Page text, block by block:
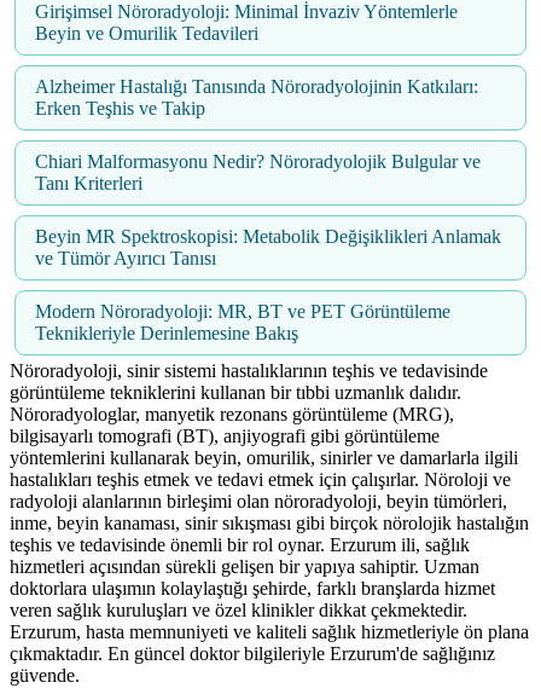
Girişimsel Nöroradyoloji: Minimal İnvaziv Yöntemlerle
Beyin ve Omurilik Tedavileri
Alzheimer Hastalığı Tanısında Nöroradyolojinin Katkıları:
Erken Teşhis ve Takip
Chiari Malformasyonu Nedir? Nöroradyolojik Bulgular ve
Tanı Kriterleri
Beyin MR Spektroskopisi: Metabolik Değişiklikleri Anlamak
ve Tümör Ayırıcı Tanısı
Modern Nöroradyoloji: MR, BT ve PET Görüntüleme
Teknikleriyle Derinlemesine Bakış
Nöroradyoloji, sinir sistemi hastalıklarının teşhis ve tedavisinde
görüntüleme tekniklerini kullanan bir tıbbi uzmanlık dalıdır.
Nöroradyologlar, manyetik rezonans görüntüleme (MRG),
bilgisayarlı tomografi (BT), anjiyografi gibi görüntüleme
yöntemlerini kullanarak beyin, omurilik, sinirler ve damarlarla ilgili
hastalıkları teşhis etmek ve tedavi etmek için çalışırlar. Nöroloji ve
radyoloji alanlarının birleşimi olan nöroradyoloji, beyin tümörleri,
inme, beyin kanaması, sinir sıkışması gibi birçok nörolojik hastalığın
teşhis ve tedavisinde önemli bir rol oynar. Erzurum ili, sağlık
hizmetleri açısından sürekli gelişen bir yapıya sahiptir. Uzman
doktorlara ulaşımın kolaylaştığı şehirde, farklı branşlarda hizmet
veren sağlık kuruluşları ve özel klinikler dikkat çekmektedir.
Erzurum, hasta memnuniyeti ve kaliteli sağlık hizmetleriyle ön plana
çıkmaktadır. En güncel doktor bilgileriyle Erzurum'de sağlığınız
güvende.